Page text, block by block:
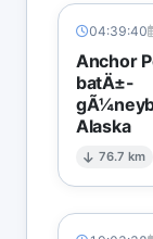
04:39:40
Anchor
batÄ±-
Alaska
76.7 km